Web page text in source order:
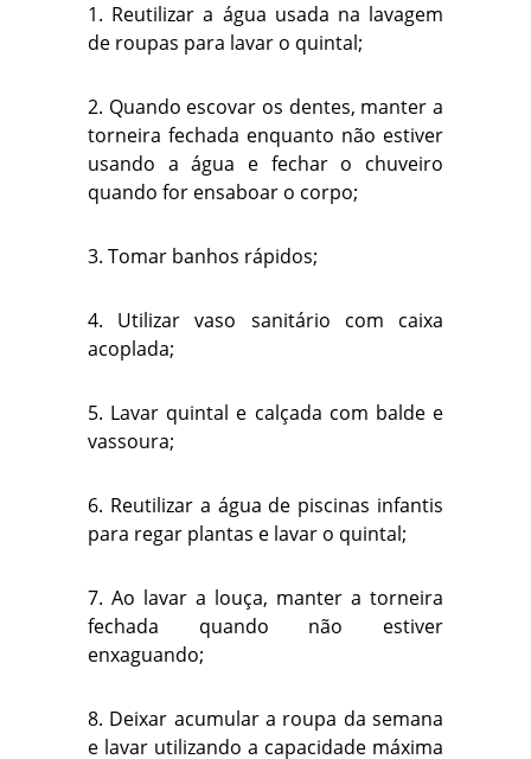
1. Reutilizar a água usada na lavagem
de roupas para lavar o quintal;
2. Quando escovar os dentes, manter a
torneira fechada enquanto não estiver
usando a água e fechar o chuveiro
quando for ensaboar o corpo;
3. Tomar banhos rápidos;
4. Utilizar vaso sanitário com caixa
acoplada;
5. Lavar quintal e calçada com balde e
vassoura;
6. Reutilizar a água de piscinas infantis
para regar plantas e lavar o quintal;
7. Ao lavar a louça, manter a torneira
fechada quando não estiver
enxaguando;
8. Deixar acumular a roupa da semana
e lavar utilizando a capacidade máxima